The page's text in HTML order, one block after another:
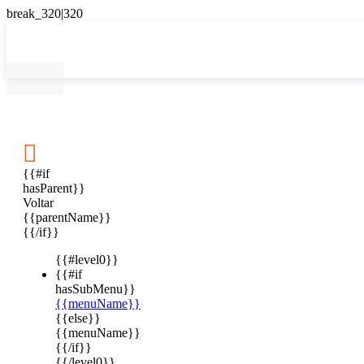

{{#if
hasParent}}
Voltar
{{parentName}}
{{/if}}
{{#level0}}
{{#if
hasSubMenu}}
{{menuName}}
{{else}}
{{menuName}}
{{/if}}